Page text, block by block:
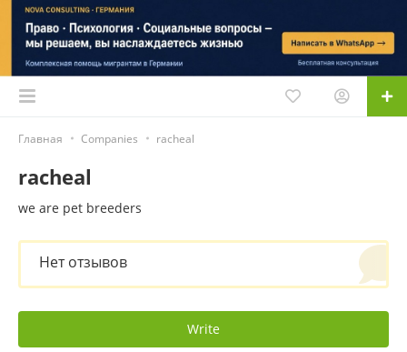
Главная Companies racheal
racheal
we are pet breeders
Нет отзывов
Write